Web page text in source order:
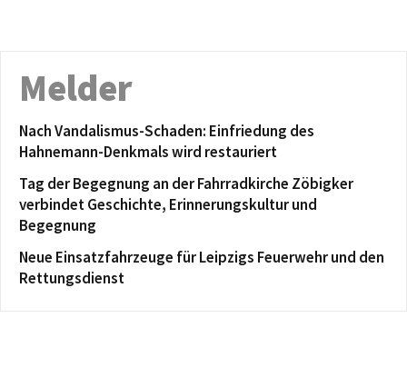
Melder
Nach Vandalismus-Schaden: Einfriedung des
Hahnemann-Denkmals wird restauriert
Tag der Begegnung an der Fahrradkirche Zöbigker
verbindet Geschichte, Erinnerungskultur und
Begegnung
Neue Einsatzfahrzeuge für Leipzigs Feuerwehr und den
Rettungsdienst